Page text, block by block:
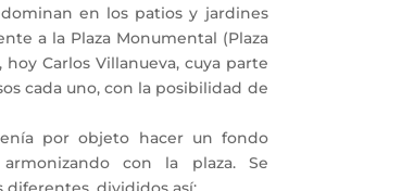
en los patios y jardines
a la Plaza Monumental (Plaza
Carlos Villanueva, cuya parte
cada uno, con la posibilidad de
por objeto hacer un fondo
con la plaza. Se